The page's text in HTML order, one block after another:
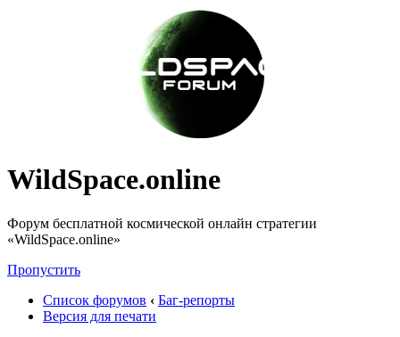
WildSpace.online
Форум бесплатной космической онлайн стратегии
«WildSpace.online»
Пропустить
Список форумов ‹ Баг-репорты
Версия для печати